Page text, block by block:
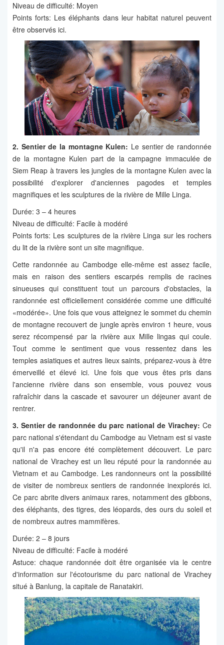
Niveau de difficulté: Moyen
Points forts: Les éléphants dans leur habitat naturel peuvent
être observés ici.
2. Sentier de la montagne Kulen: Le sentier de randonnée
de la montagne Kulen part de la campagne immaculée de
Siem Reap à travers les jungles de la montagne Kulen avec la
possibilité d'explorer d'anciennes pagodes et temples
magnifiques et les sculptures de la rivière de Mille Linga.
Durée: 3 – 4 heures
Niveau de difficulté: Facile à modéré
Points forts: Les sculptures de la rivière Linga sur les rochers
du lit de la rivière sont un site magnifique.
Cette randonnée au Cambodge elle-même est assez facile,
mais en raison des sentiers escarpés remplis de racines
sinueuses qui constituent tout un parcours d'obstacles, la
randonnée est officiellement considérée comme une difficulté
«modérée». Une fois que vous atteignez le sommet du chemin
de montagne recouvert de jungle après environ 1 heure, vous
serez récompensé par la rivière aux Mille lingas qui coule.
Tout comme le sentiment que vous ressentez dans les
temples asiatiques et autres lieux saints, préparez-vous à être
émerveillé et élevé ici. Une fois que vous êtes pris dans
l'ancienne rivière dans son ensemble, vous pouvez vous
rafraîchir dans la cascade et savourer un déjeuner avant de
rentrer.
3. Sentier de randonnée du parc national de Virachey: Ce
parc national s'étendant du Cambodge au Vietnam est si vaste
qu'il n'a pas encore été complètement découvert. Le parc
national de Virachey est un lieu réputé pour la randonnée au
Vietnam et au Cambodge. Les randonneurs ont la possibilité
de visiter de nombreux sentiers de randonnée inexplorés ici.
Ce parc abrite divers animaux rares, notamment des gibbons,
des éléphants, des tigres, des léopards, des ours du soleil et
de nombreux autres mammifères.
Durée: 2 – 8 jours
Niveau de difficulté: Facile à modéré
Astuce: chaque randonnée doit être organisée via le centre
d'information sur l'écotourisme du parc national de Virachey
situé à Banlung, la capitale de Ranatakiri.